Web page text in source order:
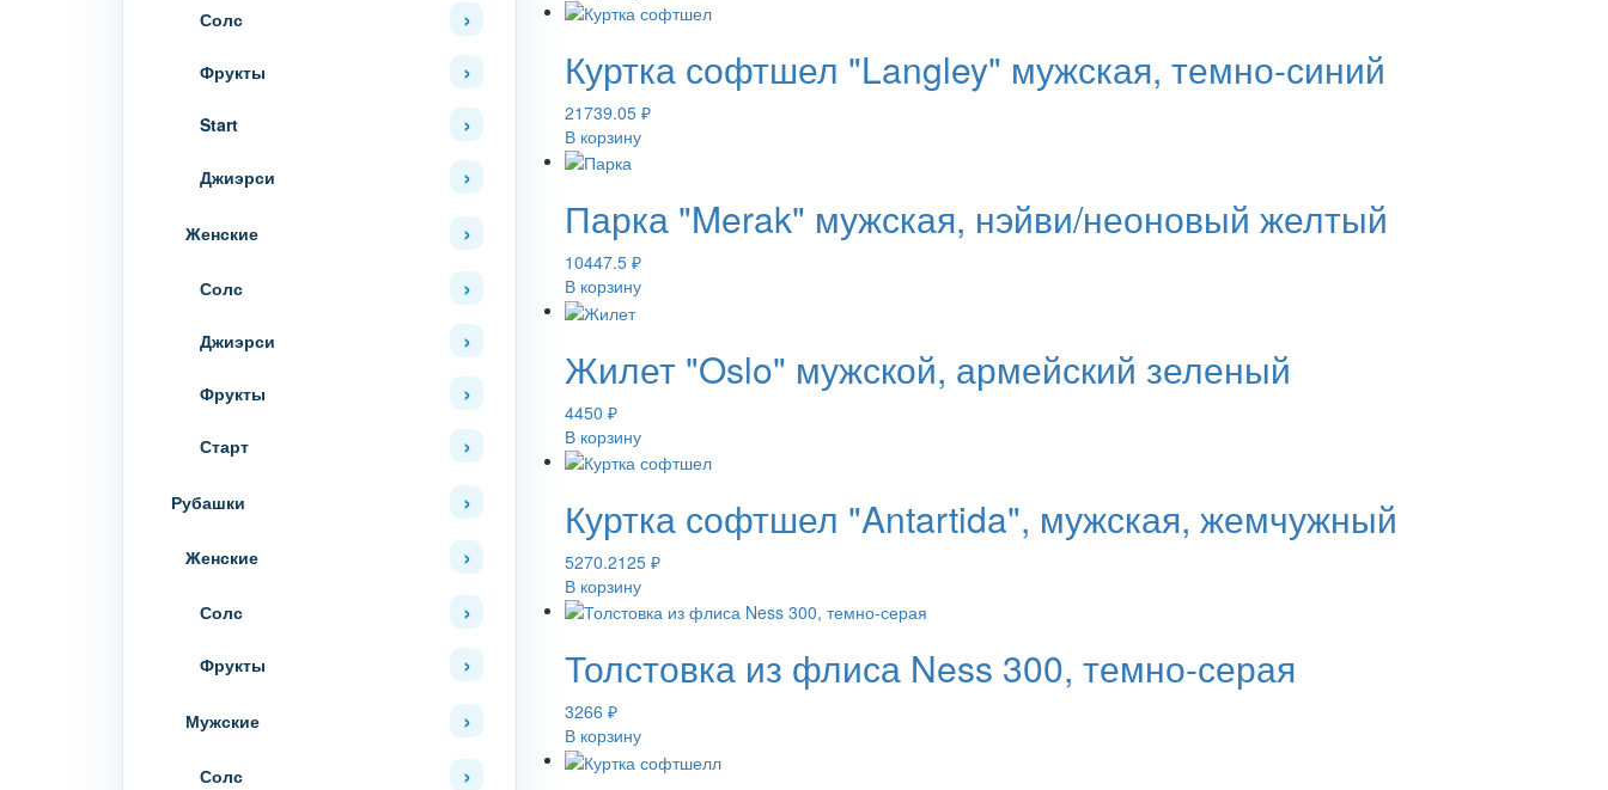
Солс
Фрукты
Start
Джиэрси
Женские
Солс
Джиэрси
Фрукты
Старт
Рубашки
Женские
Солс
Фрукты
Мужские
Солс
Куртка софтшел "Langley" мужская, темно-синий
21739.05 ₽
В корзину
Парка "Merak" мужская, нэйви/неоновый желтый
10447.5 ₽
В корзину
Жилет "Oslo" мужской, армейский зеленый
4450 ₽
В корзину
Куртка софтшел "Antartida", мужская, жемчужный
5270.2125 ₽
В корзину
Толстовка из флиса Ness 300, темно-серая
3266 ₽
В корзину